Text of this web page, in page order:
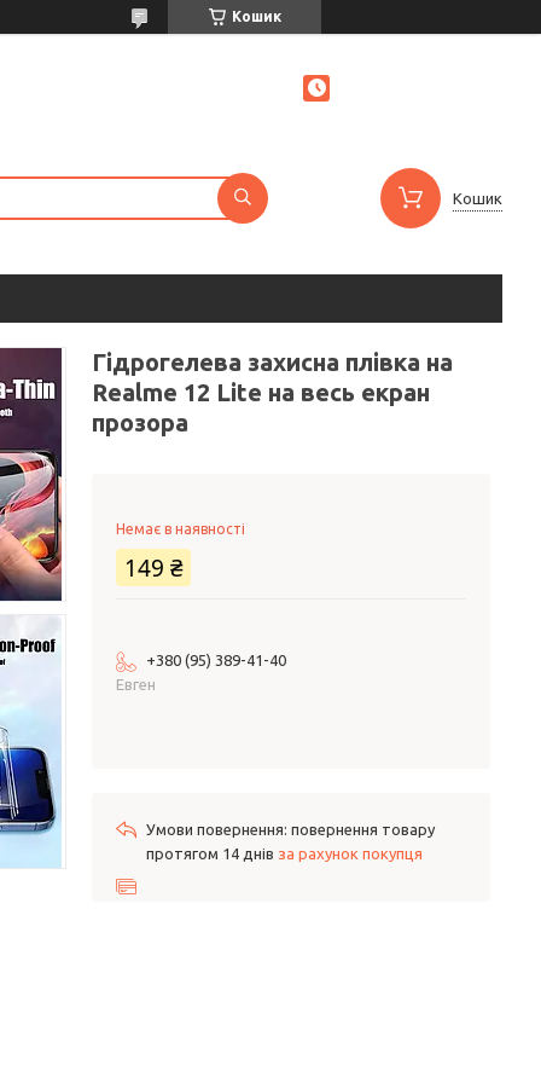
Кошик
Кошик
Гідрогелева захисна плівка на
Realme 12 Lite на весь екран
прозора
Немає в наявності
149 ₴
+380 (95) 389-41-40
Евген
повернення товару
протягом 14 днів за рахунок покупця